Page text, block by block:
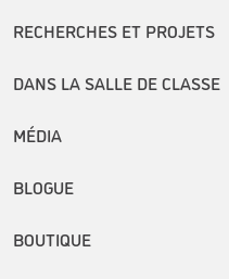
RECHERCHES ET PROJETS
DANS LA SALLE DE CLASSE
MÉDIA
BLOGUE
BOUTIQUE